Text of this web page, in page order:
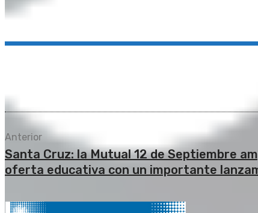
Anterior
Santa Cruz: la Mutual 12 de Septiembre
oferta educativa con un importante